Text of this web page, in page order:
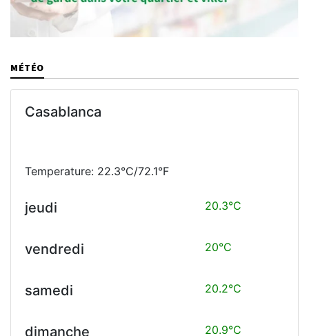
MÉTÉO
Casablanca
Temperature: 22.3°C/72.1°F
jeudi 20.3°C
vendredi 20°C
samedi 20.2°C
dimanche 20.9°C